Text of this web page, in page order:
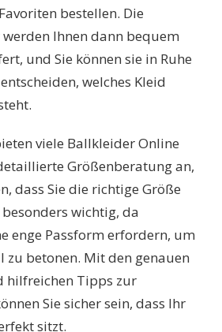
bestellen. Die
Ihnen dann bequem
und Sie können sie in Ruhe
welches Kleid
viele Ballkleider Online
Größenberatung an,
dass Sie die richtige Größe
wichtig, da
enge Passform erfordern, um
betonen. Mit den genauen
hilfreichen Tipps zur
Sie sicher sein, dass Ihr
sitzt.